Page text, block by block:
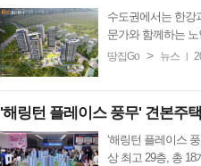
수도권에서는 한강
문가와 함께하는
땅집Go > 뉴스 |
'해링턴 플레이스 풍무' 견본주
‘해링턴 플레이스 풍
상 최고 29층, 총 18